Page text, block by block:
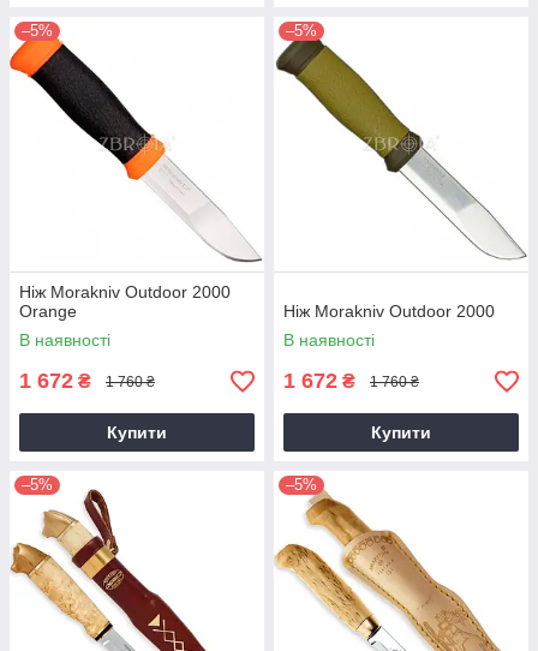
–5%
Ніж Morakniv Outdoor 2000
Orange
В наявності
1 672 ₴ 1 760 ₴
Купити
–5%
Ніж Morakniv Outdoor 2000
В наявності
1 672 ₴ 1 760 ₴
Купити
–5% –5%